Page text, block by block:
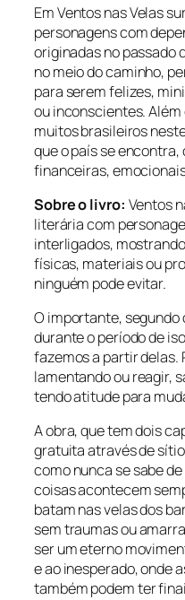
Em Ventos nas Velas
personagens com
originadas no passado
no meio do caminho,
para serem felizes,
ou inconscientes.
muitos brasileiros
que o país se
financeiras,
Sobre o livro: Ventos
literária com
interligados,
físicas, materiais ou
ninguém pode evitar.
O importante, segundo
durante o período de
fazemos a partir delas.
lamentando ou reagir,
tendo atitude para
A obra, que tem dois
gratuita através de
como nunca se sabe
coisas acontecem
batam nas velas dos
sem traumas ou
ser um eterno
e ao inesperado, onde
também podem ter